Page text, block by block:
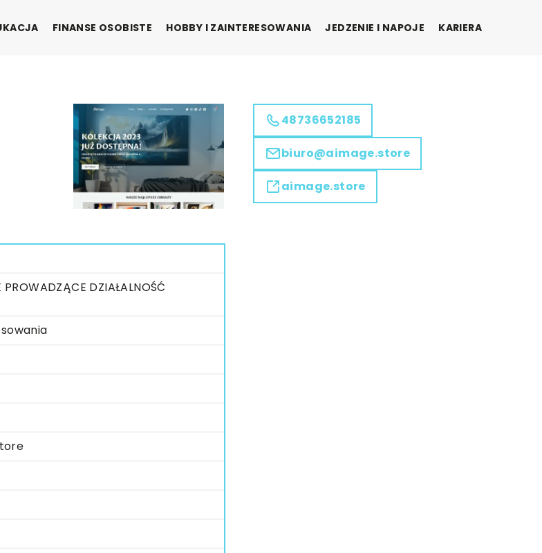
FINANSE OSOBISTE HOBBY I ZAINTERESOWANIA JEDZENIE I NAPOJE KARIERA
PROWADZĄCE DZIAŁALNOŚĆ
48736652185
biuro@aimage.store
aimage.store